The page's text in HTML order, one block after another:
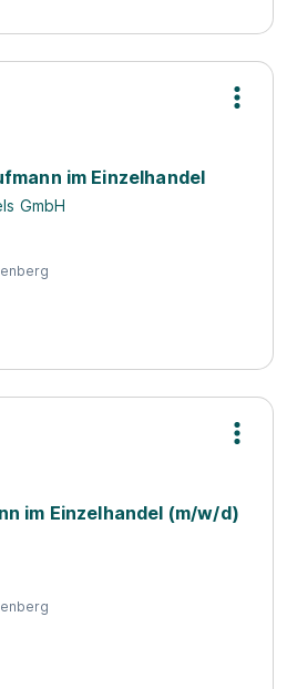
im Einzelhandel
GmbH
im Einzelhandel (m/w/d)